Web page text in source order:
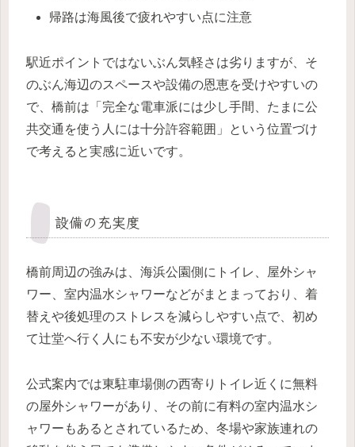
帰路は海風後で疲れやすい点に注意
駅近ポイントではないぶん気軽さは劣りますが、そ
のぶん海辺のスペースや設備の恩恵を受けやすいの
で、橋前は「完全な電車派には少し手間、たまに公
共交通を使う人には十分許容範囲」という位置づけ
で考えると実感に近いです。
設備の充実度
橋前周辺の強みは、海浜公園側にトイレ、屋外シャ
ワー、室内温水シャワーなどがまとまっており、着
替えや後処理のストレスを減らしやすい点で、初め
て辻堂へ行く人にも不安が少ない環境です。
公式案内では東駐車場側の西寄りトイレ近くに無料
の屋外シャワーがあり、その前に有料の室内温水シ
ャワーもあるとされているため、冬場や家族連れの